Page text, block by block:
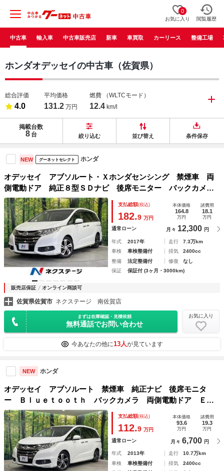
0
お気に入り 閲覧履歴
中古車 輸入車 中古車販売店 新車 車買取 カーリース 整備工場
ホンダオデッセイの中古車（佐賀県）
総合評価
4.0
平均価格
131.2 万円
燃費 （WLTCモード）
12.4 km/l
掲載台数
8 台 絞り込む 並び替え 条件保存
NEW グーネットセレクト ホンダ
オデッセイ アブソルート・Ｘホンダセンシング 禁煙車 両
側電動ドア 純正８型ＳＤナビ 後席モニター バックカメ
ラ ハーフレザーシート パワーシート スマートキー ＬＥ
Ｄヘッド ビルトインＥＴＣ クルコン 純正１７インチアル
ミ オートライト
支払総額(税込)
182.9 万円
本体価格
164.8
万円
諸費用
18.1
万円
通常ローン 月々 12,300 円
年式 2017年 走行
7.3万km
車検
車検整備付 排気
2400cc
整備
法定整備付 修復
なし
保証
保証付 (3ヶ月・3000km)
販売店保証 オンライン商談可
佐賀県佐賀市 ネクステージ 南佐賀店
まずは在庫確認・見積依頼
無料通話でお問い合わせ
お気に入り
今あなたの他に13人が見ています
NEW ホンダ
オデッセイ アブソルート 禁煙車 純正ナビ 後席モニタ
ー Ｂｌｕｅｔｏｏｔｈ バックカメラ 両側電動ドア ＥＴ
Ｃ シティブレーキアクティブシステム ＬＥＤヘッドラン
プ オートライト オートエアコン
支払総額(税込)
112.9 万円
本体価格
93.6
万円
諸費用
19.3
万円
通常ローン 月々 6,700 円
年式 2013年 走行
10.7万km
車検
車検整備付 排気
2400cc